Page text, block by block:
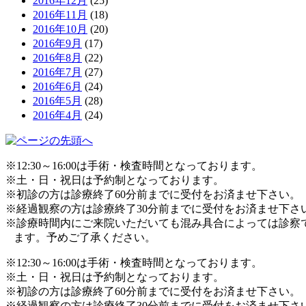
2016年11月 (18)
2016年10月 (20)
2016年9月 (17)
2016年8月 (22)
2016年7月 (27)
2016年6月 (24)
2016年5月 (28)
2016年4月 (24)
※12:30～16:00は手術・検査時間となっております。
※土・日・祝日は予約制となっております。
※初診の方は診療終了60分前までに受付をお済ませ下さい。
※経過観察の方は診療終了30分前までに受付をお済ませ下さ
※診療時間内にご来院いただいても混み具合によっては診察
ます。予めご了承ください。
※12:30～16:00は手術・検査時間となっております。
※土・日・祝日は予約制となっております。
※初診の方は診療終了60分前までに受付をお済ませ下さい。